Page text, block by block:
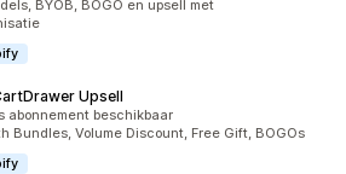
BYOB, BOGO en upsell met
Upsell
abonnement beschikbaar
Bundles, Volume Discount, Free Gift, BOGOs